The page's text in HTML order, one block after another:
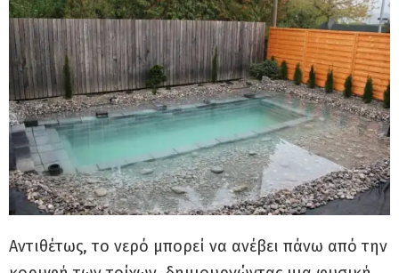
Αντιθέτως, το νερό μπορεί να ανέβει πάνω από την